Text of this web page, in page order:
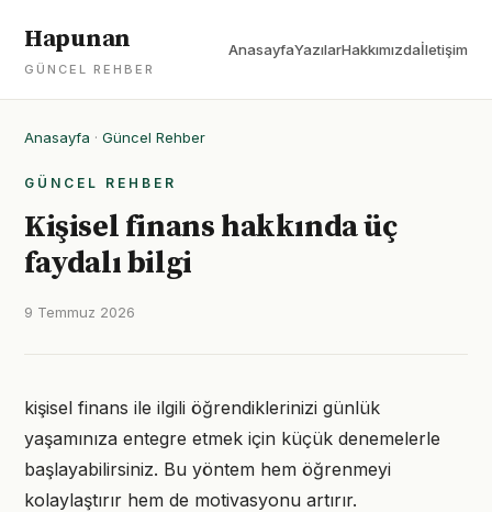
Hapunan
GÜNCEL REHBER
AnasayfaYazılarHakkımızdaİletişim
Anasayfa · Güncel Rehber
GÜNCEL REHBER
Kişisel finans hakkında üç
faydalı bilgi
9 Temmuz 2026
kişisel finans ile ilgili öğrendiklerinizi günlük
yaşamınıza entegre etmek için küçük denemelerle
başlayabilirsiniz. Bu yöntem hem öğrenmeyi
kolaylaştırır hem de motivasyonu artırır.